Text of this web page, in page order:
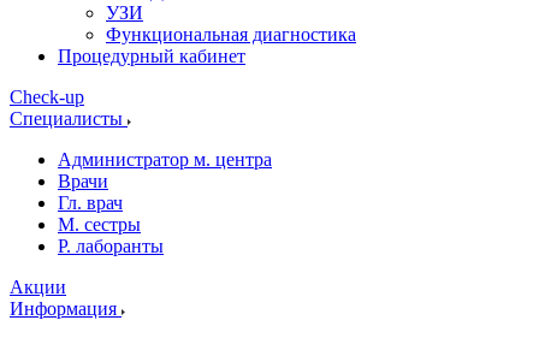
УЗИ
Функциональная диагностика
Процедурный кабинет
Cheсk-up
Специалисты
Администратор м. центра
Врачи
Гл. врач
М. сестры
Р. лаборанты
Акции
Информация